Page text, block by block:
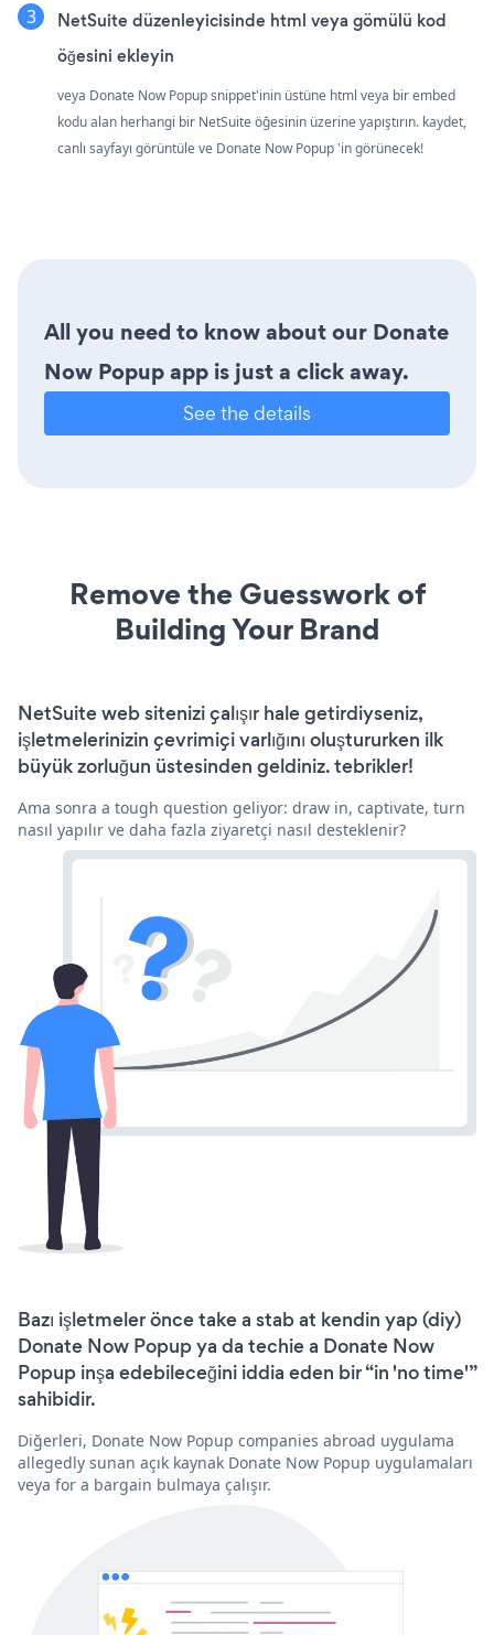
NetSuite düzenleyicisinde html veya gömülü kod
öğesini ekleyin
veya Donate Now Popup snippet'inin üstüne html veya bir embed
kodu alan herhangi bir NetSuite öğesinin üzerine yapıştırın. kaydet,
canlı sayfayı görüntüle ve Donate Now Popup 'in görünecek!
All you need to know about our Donate
Now Popup app is just a click away.
See the details
Remove the Guesswork of
Building Your Brand
NetSuite web sitenizi çalışır hale getirdiyseniz,
işletmelerinizin çevrimiçi varlığını oluştururken ilk
büyük zorluğun üstesinden geldiniz. tebrikler!
Ama sonra a tough question geliyor: draw in, captivate, turn
nasıl yapılır ve daha fazla ziyaretçi nasıl desteklenir?
Bazı işletmeler önce take a stab at kendin yap (diy)
Donate Now Popup ya da techie a Donate Now
Popup inşa edebileceğini iddia eden bir “in 'no time'”
sahibidir.
Diğerleri, Donate Now Popup companies abroad uygulama
allegedly sunan açık kaynak Donate Now Popup uygulamaları
veya for a bargain bulmaya çalışır.